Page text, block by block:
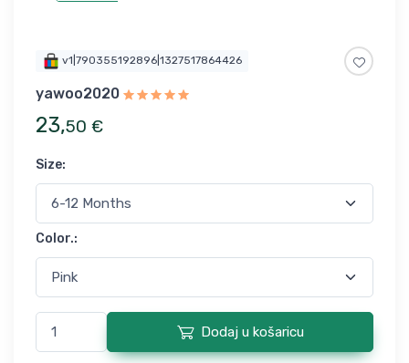
v1|790355192896|1327517864426
yawoo2020
23,50 €
Size:
Color.:
Dodaj u košaricu